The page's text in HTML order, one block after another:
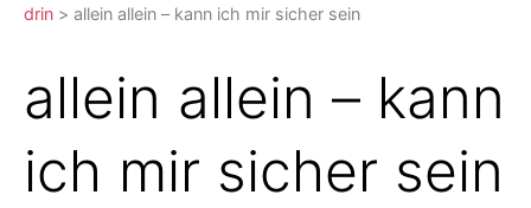
drin > allein allein – kann ich mir sicher sein
allein allein – kann
ich mir sicher sein